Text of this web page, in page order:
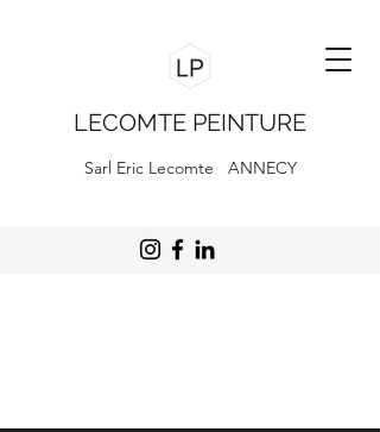
LECOMTE PEINTURE
Sarl Eric Lecomte ANNECY